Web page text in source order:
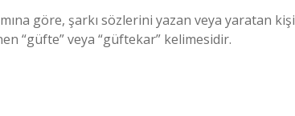
göre, şarkı sözlerini yazan veya yaratan kişi
“güfte” veya “güftekar” kelimesidir.